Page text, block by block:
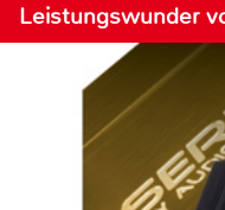
Leistungswunder